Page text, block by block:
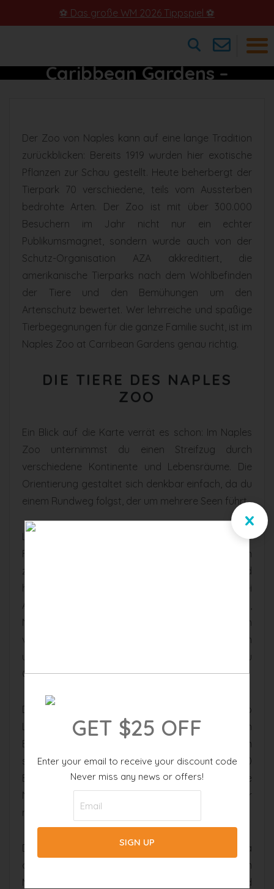
⚽ Das große WM 2026 Tippspiel ⚽
×
Naples Zoo In Den
Caribbean Gardens –
Der Zoo von Naples kann auf eine lange Tradition
zurückblicken: Bereits 1919 wurden hier exotische
Pflanzen zur Schau gestellt. Heute beherbergt der
Tierpark 70 verschiedene, teils vom Aussterben
bedrohte Arten. Der Zoo ist mit über 300.000
Besuchern im Jahr nicht nur ein echter
Publikumsmagnet, sondern wurde auch von der
Schutz-Organisation AZA akkreditiert, die
amerikanische Tierparks nach dem Wohlbefinden
der Tiere und den Bemühungen um den
Artenschutz bewertet. Wer lehrreiche und spaßige
Tierbegegnungen für die ganze Familie sucht, ist im
Naples Zoo at Carribean Gardens genau richtig.
DIE TIERE DES NAPLES
ZOO
Ein Blick auf die Karte verrät es schon: Im Naples
Zoo unternimmst du einen Streifzug durch
verschiedene Kontinente und Lebensräume. Die
Orientierung gestaltet sich denkbar einfach, da du
einem Rundweg folgst, der um mehrere Seen führt.
Los geht es in der Alligator Bay, wo du bei der
Fütterung von Floridas berühmten Reptilien
zusehen kannst. Auch zahlreiche Wasservögel sind
hier zuhause. Etwas weiter im Süden leben zwei
Arten aus Südamerika: Ameisenbären und Agutis,
Nagetiere, die von Mexiko bis Argentinien
vorkommen. Weiterhin bekommst du Schildkröten
und vom Aussterben bedrohte Tamarin-Äffchen zu
Gesicht.
Danach führt der Weg in die Savanne Afrikas, wo
Löwen, Zebras und Gazellen zuhause sind. Auch
Bongo-Antilopen findest du dort. Die Art ist extrem
selten und zählt in freier Wildbahn nicht einmal 100
Exemplare. Aus Südostasien stammen die
Nepelparder – scheue Raubkatzen mit einer
markanten Fellzeichnung.
Den größten Teil des Zoos macht der Lake Victoria
aus, eine Kopie von Afrikas berühmtem See im
Miniaturformat. Dort steigst du auf ein Boot und
x
GET $25 OFF
Enter your email to receive your discount code
Never miss any news or offers!